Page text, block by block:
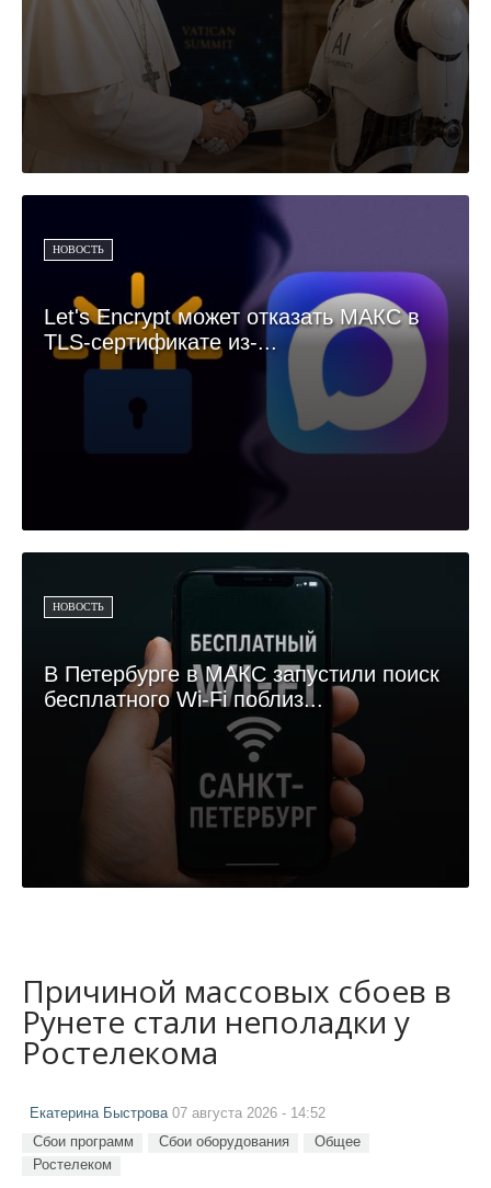
НОВОСТЬ
Let's Encrypt может отказать МАКС в
TLS-сертификате из-...
НОВОСТЬ
В Петербурге в МАКС запустили поиск
бесплатного Wi-Fi поблиз...
Причиной массовых сбоев в
Рунете стали неполадки у
Ростелекома
Екатерина Быстрова 07 августа 2026 - 14:52
Сбои программ Сбои оборудования
Общее
Ростелеком